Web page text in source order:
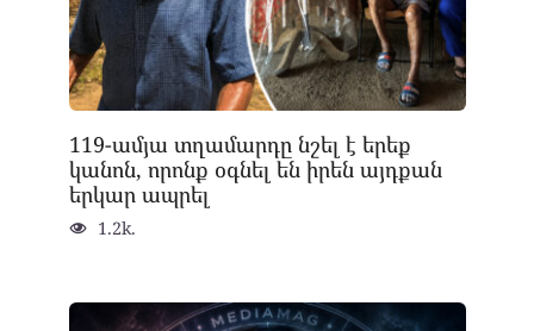
119-ամյա տղամարդը նշել է երեք
կանոն, որոնք օգնել են իրեն այդքան
երկար ապրել
1.2k.